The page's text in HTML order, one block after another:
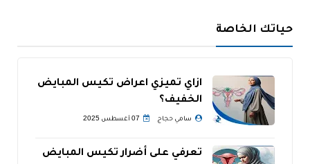
حياتك الخاصة
ازاي تميزي اعراض تكيس المبايض
الخفيف؟
سامي حجاج 07 أغسطس 2025
تعرفي على أضرار تكيس المبايض